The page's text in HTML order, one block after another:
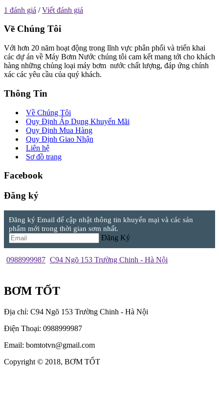
1 đánh giá /Viết đánh giá
Về Chúng Tôi
Với hơn 20 năm hoạt động trong lĩnh vực phân phối và triển khai
các dự án về Máy Bơm Nước chúng tôi cam kết mang tới cho khách
hàng những chủng loại máy bơm nước chất lượng, đáp ứng chính
xác các yêu cầu của quý khách.
Thông Tin
Về Chúng Tôi
Quy Định Áp Dụng Khuyến Mãi
Quy Định Mua Hàng
Quy Định Giao Nhận
Liên hệ
Sơ đồ trang
Facebook
Đăng ký
Đăng ký Email để cập nhật thông tin khuyến mại và các sản
phẩm mới trong thời gian sơm nhất.
Đăng Ký
0988999987 C94 Ngõ 153 Trường Chinh - Hà Nội
BƠM TỐT
Địa chỉ: C94 Ngõ 153 Trường Chinh - Hà Nội
Điện Thoại: 0988999987
Email: bomtotvn@gmail.com
Copyright © 2018, BƠM TỐT